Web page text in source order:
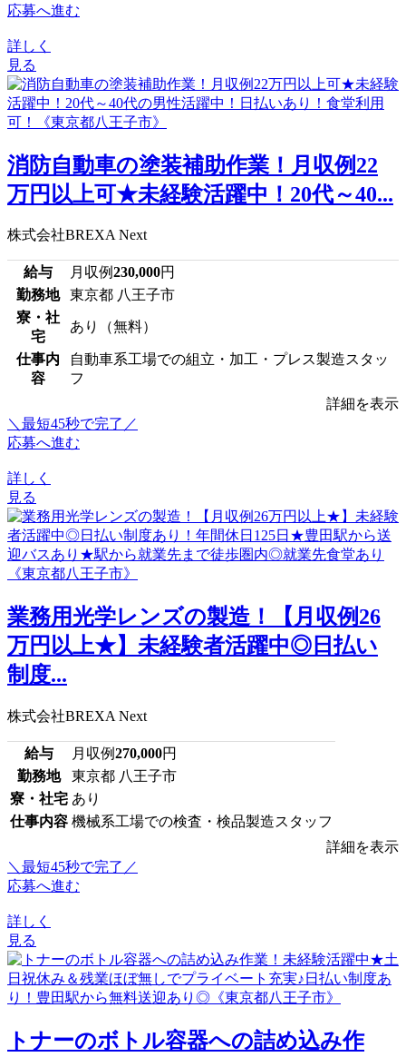
応募へ進む
詳しく
見る
消防自動車の塗装補助作業！月収例22
万円以上可★未経験活躍中！20代～40...
株式会社BREXA Next
給与 月収例230,000円
勤務地
東京都 八王子市
寮・社
宅
あり（無料）
仕事内
容
自動車系工場での組立・加工・プレス製造スタッ
フ
詳細を表示
＼最短45秒で完了／
応募へ進む
詳しく
見る
業務用光学レンズの製造！【月収例26
万円以上★】未経験者活躍中◎日払い
制度...
株式会社BREXA Next
給与 月収例270,000円
勤務地
東京都 八王子市
寮・社宅 あり
仕事内容 機械系工場での検査・検品製造スタッフ
詳細を表示
＼最短45秒で完了／
応募へ進む
詳しく
見る
トナーのボトル容器への詰め込み作